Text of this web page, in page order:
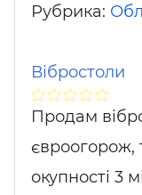
Рубрика:
Вібростоли
Продам
євроогорож,
окупності 3